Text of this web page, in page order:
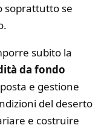
soprattutto se
subito la
da fondo
e gestione
del deserto
e costruire